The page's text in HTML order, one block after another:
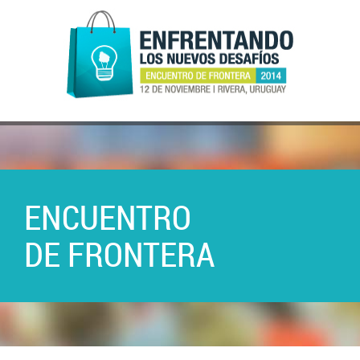
ENCUENTRO
DE FRONTERA